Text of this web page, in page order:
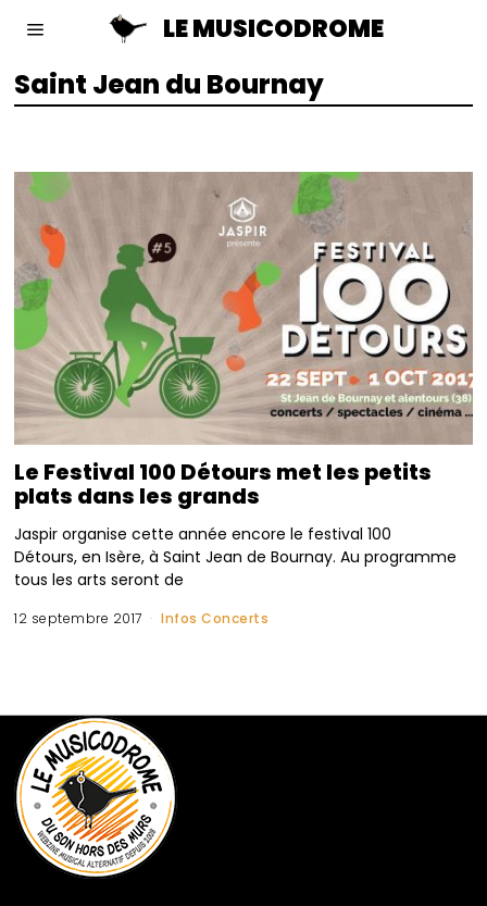
LE MUSICODROME
Saint Jean du Bournay
Le Festival 100 Détours met les petits
plats dans les grands
Jaspir organise cette année encore le festival 100
Détours, en Isère, à Saint Jean de Bournay. Au programme
tous les arts seront de
12 septembre 2017 Infos Concerts